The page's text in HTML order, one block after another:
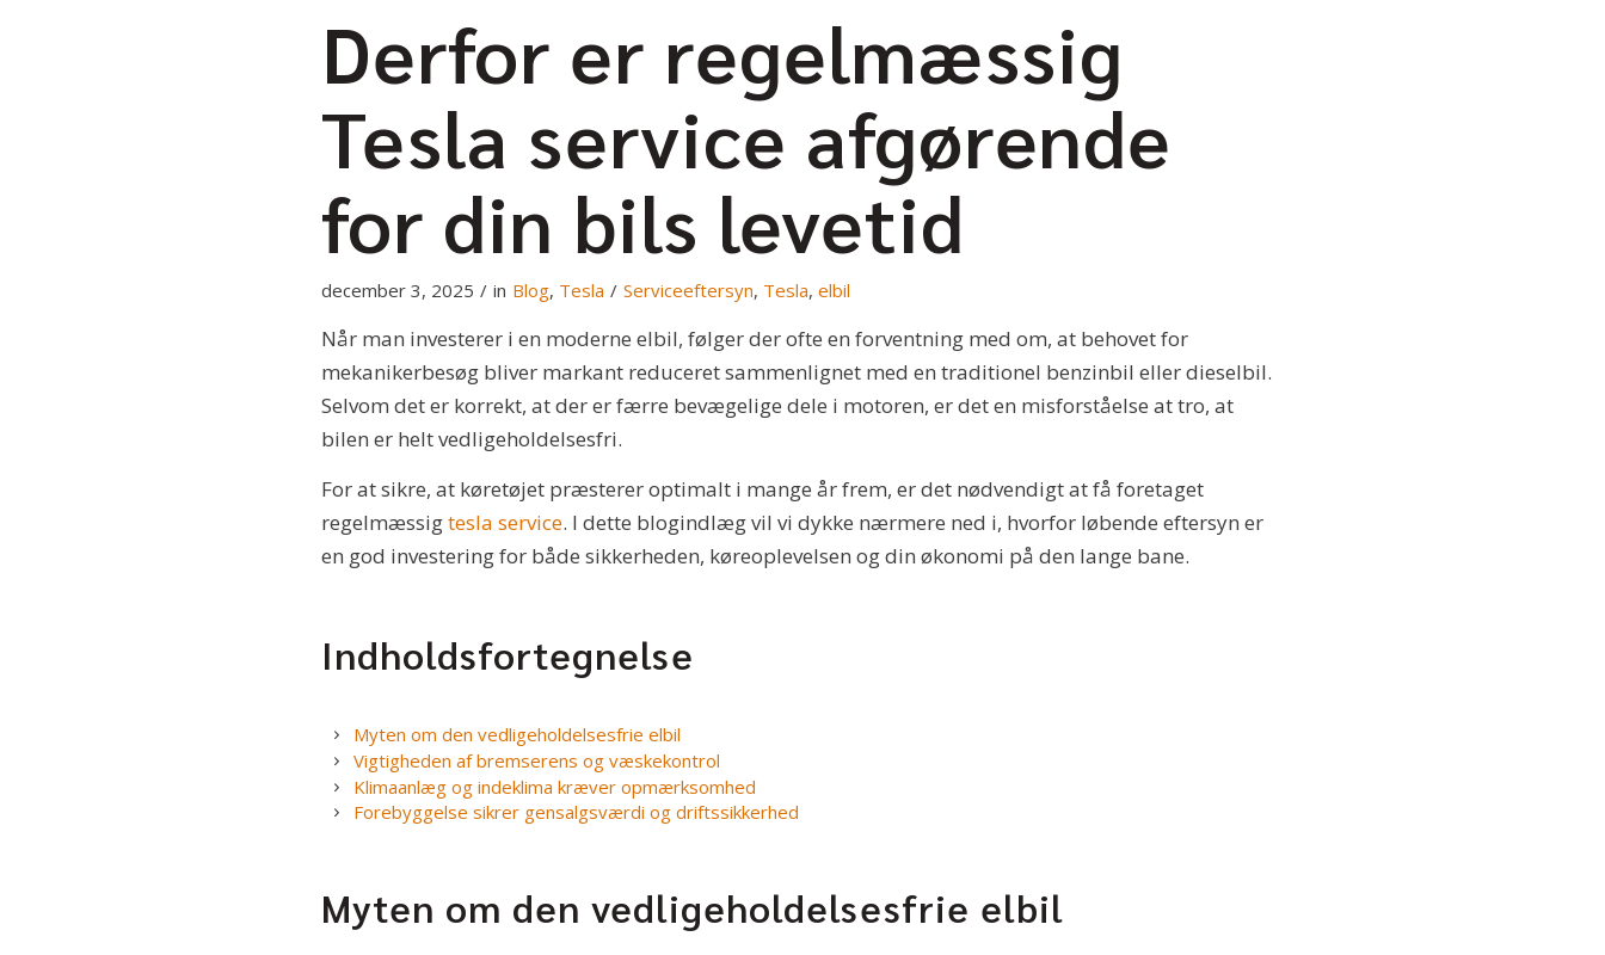
Derfor er regelmæssig
Tesla service afgørende
for din bils levetid
december 3, 2025 / in Blog, Tesla / Serviceeftersyn, Tesla, elbil
Når man investerer i en moderne elbil, følger der ofte en forventning med om, at behovet for
mekanikerbesøg bliver markant reduceret sammenlignet med en traditionel benzinbil eller dieselbil.
Selvom det er korrekt, at der er færre bevægelige dele i motoren, er det en misforståelse at tro, at
bilen er helt vedligeholdelsesfri.
For at sikre, at køretøjet præsterer optimalt i mange år frem, er det nødvendigt at få foretaget
regelmæssigtesla service. I dette blogindlæg vil vi dykke nærmere ned i, hvorfor løbende eftersyn er
en god investering for både sikkerheden, køreoplevelsen og din økonomi på den lange bane.
Indholdsfortegnelse
Myten om den vedligeholdelsesfrie elbil
Vigtigheden af bremserens og væskekontrol
Klimaanlæg og indeklima kræver opmærksomhed
Forebyggelse sikrer gensalgsværdi og driftssikkerhed
Myten om den vedligeholdelsesfrie elbil